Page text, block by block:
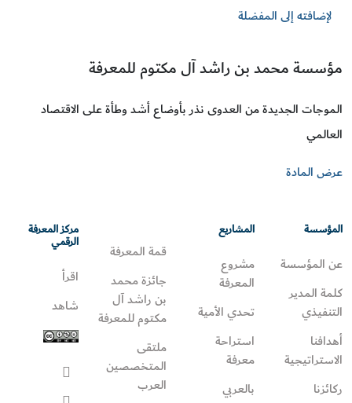
لإضافته إلى المفضلة
مؤسسة محمد بن راشد آل مكتوم للمعرفة
الموجات الجديدة من العدوى نذر بأوضاع أشد وطأة على الاقتصاد
العالمي
عرض المادة
المؤسسة
عن المؤسسة
كلمة المدير
التنفيذي
أهدافنا
الاستراتيجية
ركائزنا
المشاريع
مشروع
المعرفة
تحدي الأمية
استراحة
معرفة
بالعربي
قمة المعرفة
جائزة محمد
بن راشد آل
مكتوم للمعرفة
ملتقى
المتخصصين
العرب
مركز المعرفة
الرقمي
اقرأ
شاهد